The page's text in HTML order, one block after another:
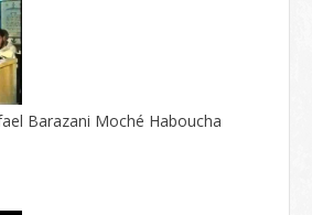
Barazani Moché Haboucha